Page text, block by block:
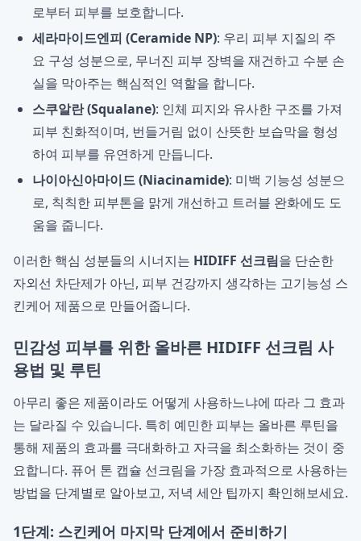
로부터 피부를 보호합니다.
세라마이드엔피 (Ceramide NP): 우리 피부 지질의 주
요 구성 성분으로, 무너진 피부 장벽을 재건하고 수분 손
실을 막아주는 핵심적인 역할을 합니다.
스쿠알란 (Squalane): 인체 피지와 유사한 구조를 가져
피부 친화적이며, 번들거림 없이 산뜻한 보습막을 형성
하여 피부를 유연하게 만듭니다.
나이아신아마이드 (Niacinamide): 미백 기능성 성분으
로, 칙칙한 피부톤을 맑게 개선하고 트러블 완화에도 도
움을 줍니다.
이러한 핵심 성분들의 시너지는 HIDIFF 선크림을 단순한
자외선 차단제가 아닌, 피부 건강까지 생각하는 고기능성 스
킨케어 제품으로 만들어줍니다.
민감성 피부를 위한 올바른 HIDIFF 선크림 사
용법 및 루틴
아무리 좋은 제품이라도 어떻게 사용하느냐에 따라 그 효과
는 달라질 수 있습니다. 특히 예민한 피부는 올바른 루틴을
통해 제품의 효과를 극대화하고 자극을 최소화하는 것이 중
요합니다. 퓨어 톤 캡슐 선크림을 가장 효과적으로 사용하는
방법을 단계별로 알아보고, 저녁 세안 팁까지 확인해보세요.
1단계: 스킨케어 마지막 단계에서 준비하기